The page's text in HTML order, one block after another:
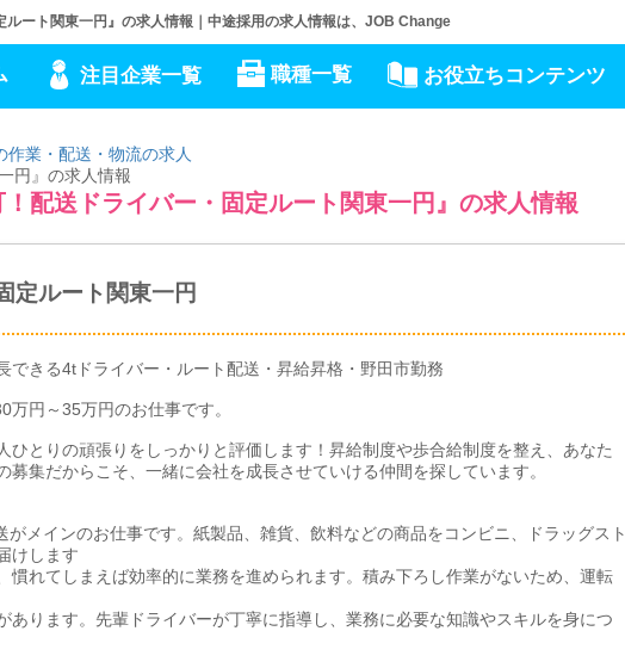
ート関東一円』の求人情報｜中途採用の求人情報は、JOB Change
注目企業一覧 職種一覧 お役立ちコンテンツ
作業・配送・物流の求人
円』の求人情報
配送ドライバー・固定ルート関東一円』の求人情報
定ルート関東一円
できる4tドライバー・ルート配送・昇給昇格・野田市勤務
円～35万円のお仕事です。
とりの頑張りをしっかりと評価します！昇給制度や歩合給制度を整え、あなた
集だからこそ、一緒に会社を成長させていける仲間を探しています。
がメインのお仕事です。紙製品、雑貨、飲料などの商品をコンビニ、ドラッグスト
けします
慣れてしまえば効率的に業務を進められます。積み下ろし作業がないため、運転
あります。先輩ドライバーが丁寧に指導し、業務に必要な知識やスキルを身につ